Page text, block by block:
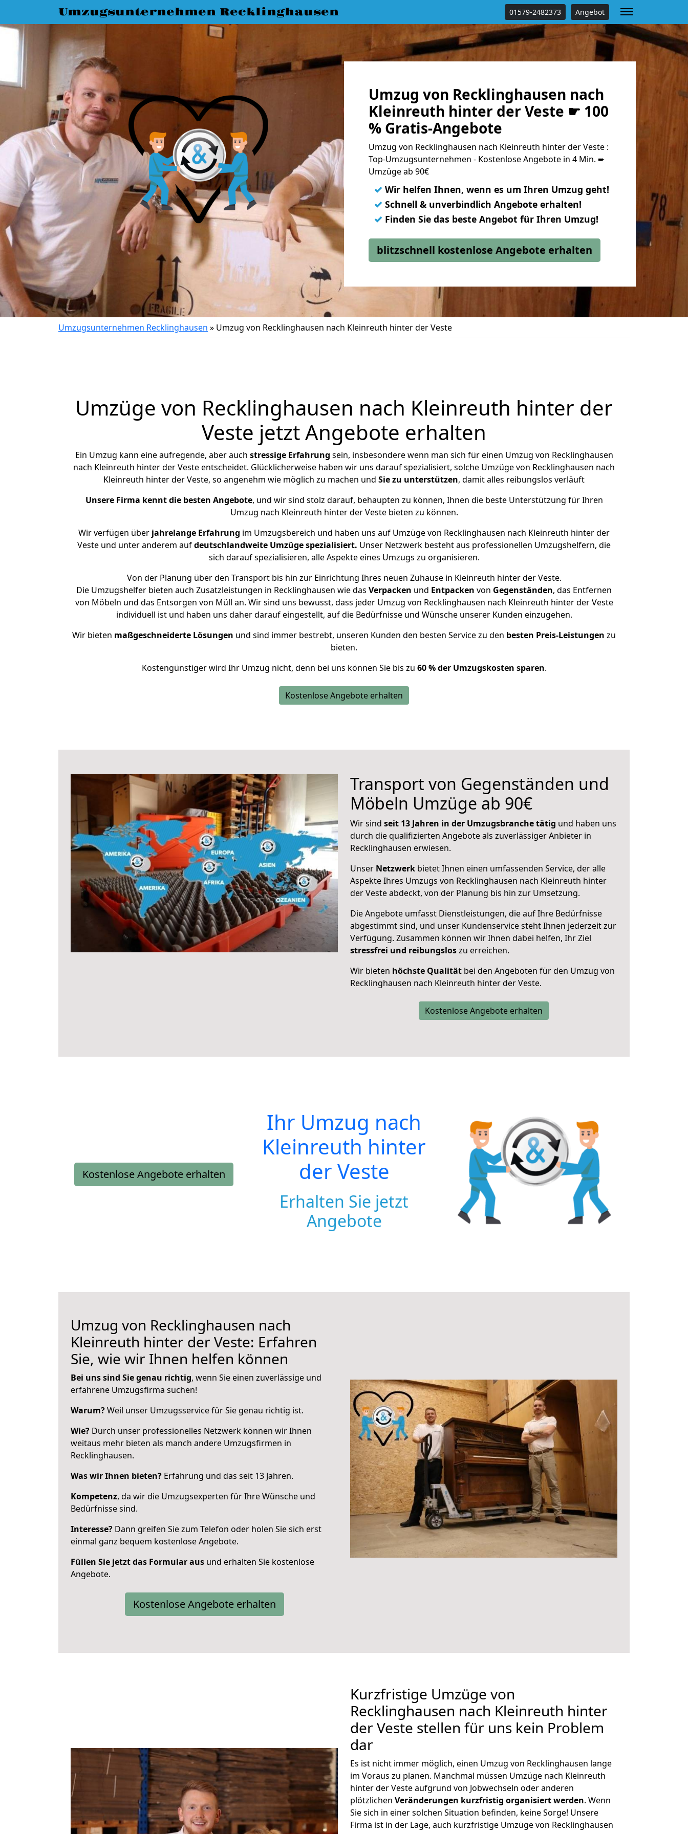
Umzugsunternehmen Recklinghausen 01579-2482373 Angebot
Umzug von Recklinghausen nach
Kleinreuth hinter der Veste ☛ 100
% Gratis-Angebote
Umzug von Recklinghausen nach Kleinreuth hinter der Veste :
Top-Umzugsunternehmen - Kostenlose Angebote in 4 Min. ➨
Umzüge ab 90€
✓ Wir helfen Ihnen, wenn es um Ihren Umzug geht!
✓ Schnell & unverbindlich Angebote erhalten!
✓ Finden Sie das beste Angebot für Ihren Umzug!
blitzschnell kostenlose Angebote erhalten
Umzugsunternehmen Recklinghausen » Umzug von Recklinghausen nach Kleinreuth hinter der Veste
Umzüge von Recklinghausen nach Kleinreuth hinter der
Veste jetzt Angebote erhalten
Ein Umzug kann eine aufregende, aber auch stressige Erfahrung sein, insbesondere wenn man sich für einen Umzug von Recklinghausen
nach Kleinreuth hinter der Veste entscheidet. Glücklicherweise haben wir uns darauf spezialisiert, solche Umzüge von Recklinghausen nach
Kleinreuth hinter der Veste, so angenehm wie möglich zu machen und Sie zu unterstützen, damit alles reibungslos verläuft
Unsere Firma kennt die besten Angebote, und wir sind stolz darauf, behaupten zu können, Ihnen die beste Unterstützung für Ihren
Umzug nach Kleinreuth hinter der Veste bieten zu können.
Wir verfügen über jahrelange Erfahrung im Umzugsbereich und haben uns auf Umzüge von Recklinghausen nach Kleinreuth hinter der
Veste und unter anderem aufdeutschlandweite Umzüge spezialisiert. Unser Netzwerk besteht aus professionellen Umzugshelfern, die
sich darauf spezialisieren, alle Aspekte eines Umzugs zu organisieren.
Von der Planung über den Transport bis hin zur Einrichtung Ihres neuen Zuhause in Kleinreuth hinter der Veste.
Die Umzugshelfer bieten auch Zusatzleistungen in Recklinghausen wie das Verpacken und Entpacken von Gegenständen, das Entfernen
von Möbeln und das Entsorgen von Müll an. Wir sind uns bewusst, dass jeder Umzug von Recklinghausen nach Kleinreuth hinter der Veste
individuell ist und haben uns daher darauf eingestellt, auf die Bedürfnisse und Wünsche unserer Kunden einzugehen.
Wir bieten maßgeschneiderte Lösungen und sind immer bestrebt, unseren Kunden den besten Service zu den besten Preis-Leistungen zu
bieten.
Kostengünstiger wird Ihr Umzug nicht, denn bei uns können Sie bis zu 60 % der Umzugskosten sparen.
Kostenlose Angebote erhalten
Transport von Gegenständen und
Möbeln Umzüge ab 90€
Wir sind seit 13 Jahren in der Umzugsbranche tätig und haben uns
durch die qualifizierten Angebote als zuverlässiger Anbieter in
Recklinghausen erwiesen.
Unser Netzwerk bietet Ihnen einen umfassenden Service, der alle
Aspekte Ihres Umzugs von Recklinghausen nach Kleinreuth hinter
der Veste abdeckt, von der Planung bis hin zur Umsetzung.
Die Angebote umfasst Dienstleistungen, die auf Ihre Bedürfnisse
abgestimmt sind, und unser Kundenservice steht Ihnen jederzeit zur
Verfügung. Zusammen können wir Ihnen dabei helfen, Ihr Ziel
stressfrei und reibungsloszu erreichen.
Wir bieten höchste Qualität bei den Angeboten für den Umzug von
Recklinghausen nach Kleinreuth hinter der Veste.
Kostenlose Angebote erhalten
Kostenlose Angebote erhalten
Ihr Umzug nach
Kleinreuth hinter
der Veste
Erhalten Sie jetzt
Angebote
Umzug von Recklinghausen nach
Kleinreuth hinter der Veste: Erfahren
Sie, wie wir Ihnen helfen können
Bei uns sind Sie genau richtig, wenn Sie einen zuverlässige und
erfahrene Umzugsfirma suchen!
Warum?Weil unser Umzugsservice für Sie genau richtig ist.
Wie? Durch unser professionelles Netzwerk können wir Ihnen
weitaus mehr bieten als manch andere Umzugsfirmen in
Recklinghausen.
Was wir Ihnen bieten? Erfahrung und das seit 13 Jahren.
Kompetenz, da wir die Umzugsexperten für Ihre Wünsche und
Bedürfnisse sind.
Interesse? Dann greifen Sie zum Telefon oder holen Sie sich erst
einmal ganz bequem kostenlose Angebote.
Füllen Sie jetzt das Formular aus und erhalten Sie kostenlose
Angebote.
Kostenlose Angebote erhalten
Kurzfristige Umzüge von
Recklinghausen nach Kleinreuth hinter
der Veste stellen für uns kein Problem
dar
Es ist nicht immer möglich, einen Umzug von Recklinghausen lange
im Voraus zu planen. Manchmal müssen Umzüge nach Kleinreuth
hinter der Veste aufgrund von Jobwechseln oder anderen
plötzlichen Veränderungen kurzfristig organisiert werden. Wenn
Sie sich in einer solchen Situation befinden, keine Sorge! Unsere
Firma ist in der Lage, auch kurzfristige Umzüge von Recklinghausen